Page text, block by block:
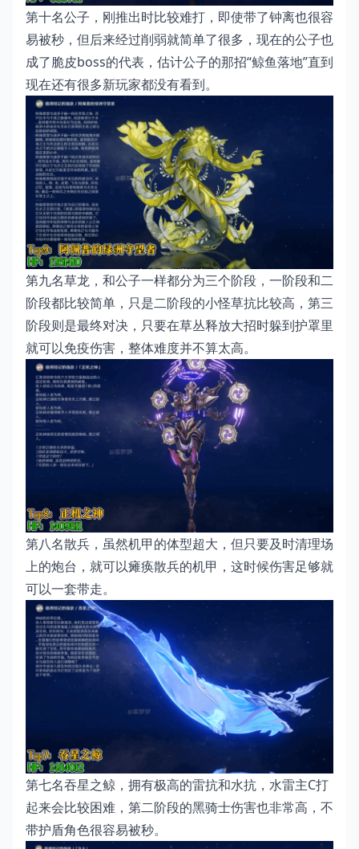
第十名公子，刚推出时比较难打，即使带了钟离也很容
易被秒，但后来经过削弱就简单了很多，现在的公子也
成了脆皮boss的代表，估计公子的那招“鲸鱼落地”直到
现在还有很多新玩家都没有看到。
第九名草龙，和公子一样都分为三个阶段，一阶段和二
阶段都比较简单，只是二阶段的小怪草抗比较高，第三
阶段则是最终对决，只要在草丛释放大招时躲到护罩里
就可以免疫伤害，整体难度并不算太高。
第八名散兵，虽然机甲的体型超大，但只要及时清理场
上的炮台，就可以瘫痪散兵的机甲，这时候伤害足够就
可以一套带走。
第七名吞星之鲸，拥有极高的雷抗和水抗，水雷主C打
起来会比较困难，第二阶段的黑骑士伤害也非常高，不
带护盾角色很容易被秒。